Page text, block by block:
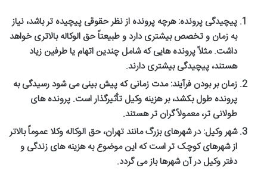
پیچیدگی پرونده:هرچه پرونده از نظر حقوقی پیچیده تر باشد، نیاز
به زمان و تخصص بیشتری دارد و طبیعتاً حق الوکاله بالاتری خواهد
داشت. مثلاً پرونده هایی که شامل چندین اتهام یا طرفین زیاد
هستند، پیچیدگی بیشتری دارند.
زمان بر بودن فرآیند:مدت زمانی که پیش بینی می شود رسیدگی به
پرونده طول بکشد، بر هزینه وکیل تأثیرگذار است. پرونده های
طولانی تر، معمولاً گران تر هستند.
شهر وکیل:در شهرهای بزرگ مانند تهران، حق الوکاله وکلا عموماً بالاتر
از شهرهای کوچک تر است که این موضوع به هزینه های زندگی و
دفتر وکیل در آن شهرها باز می گردد.